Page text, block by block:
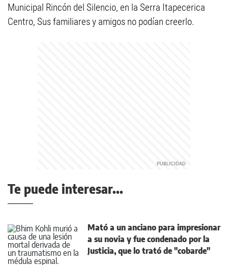
Municipal Rincón del Silencio, en la Serra Itapecerica
Centro, Sus familiares y amigos no podían creerlo.
Te puede interesar...
Mató a un anciano para impresionar
a su novia y fue condenado por la
Justicia, que lo trató de "cobarde"